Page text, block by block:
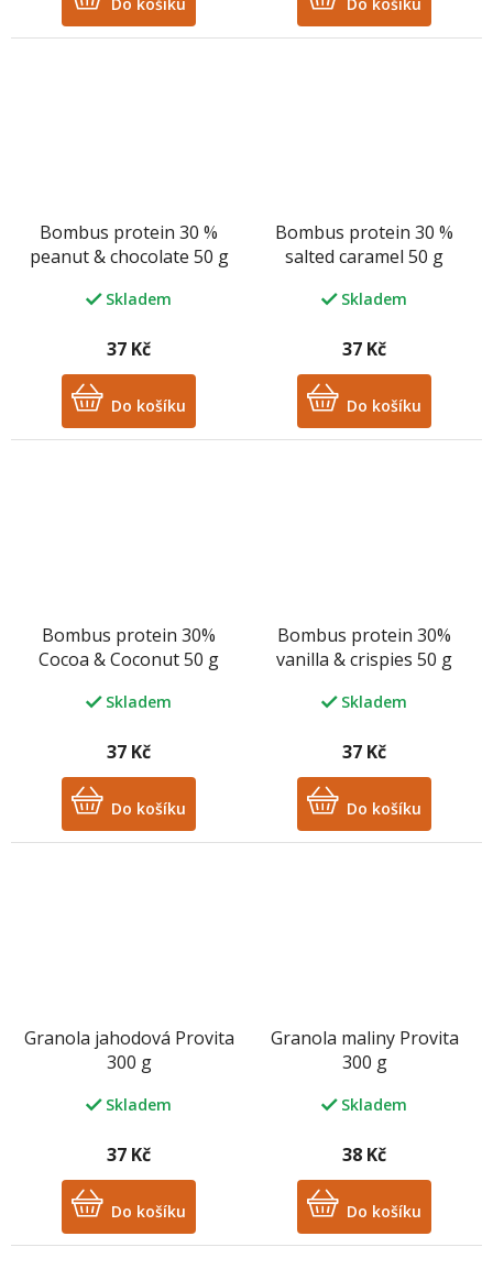
Bombus protein 30 %
peanut & chocolate 50 g
Skladem
37 Kč
Do košíku
Bombus protein 30 %
salted caramel 50 g
Skladem
37 Kč
Do košíku
Bombus protein 30%
Cocoa & Coconut 50 g
Skladem
37 Kč
Do košíku
Bombus protein 30%
vanilla & crispies 50 g
Skladem
37 Kč
Do košíku
Granola jahodová Provita
300 g
Skladem
37 Kč
Do košíku
Granola maliny Provita
300 g
Skladem
38 Kč
Do košíku